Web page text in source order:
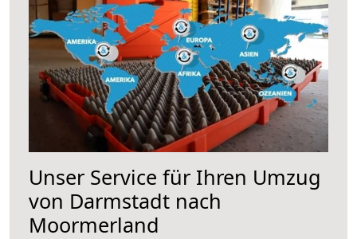
Unser Service für Ihren Umzug
von Darmstadt nach
Moormerland